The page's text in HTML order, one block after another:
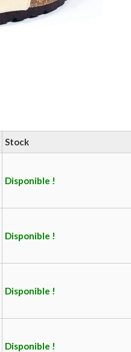
Stock
Disponible !
Disponible !
Disponible !
Disponible !